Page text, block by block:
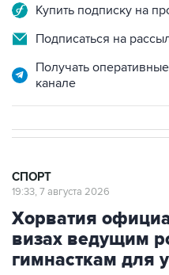
Купить подписку на
Подписаться на
Получать
канале
СПОРТ
19:33, 7 августа 2026
Хорватия
визах ведущим
гимнасткам для